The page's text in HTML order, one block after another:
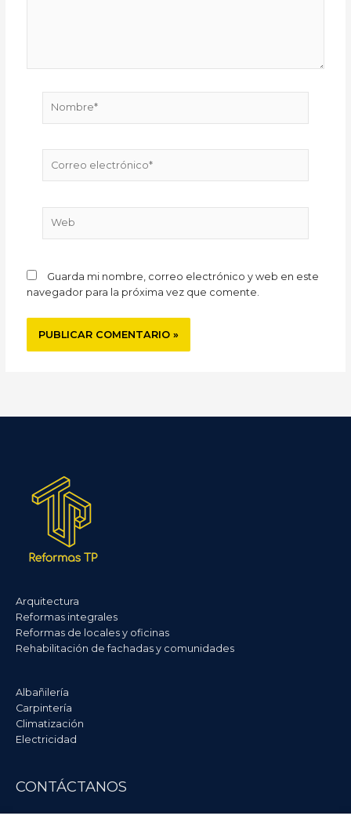
electrónico*
Guarda mi nombre, correo electrónico y web en este
navegador para la próxima vez que comente.
Arquitectura
Reformas integrales
Reformas de locales y oficinas
Rehabilitación de fachadas y comunidades
Albañilería
Carpintería
Climatización
Electricidad
CONTÁCTANOS